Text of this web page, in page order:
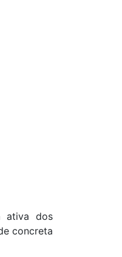
ativa dos
concreta